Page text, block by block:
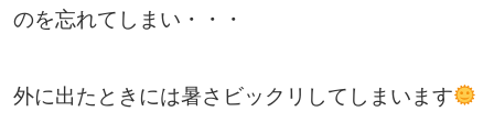
のを忘れてしまい・・・
外に出たときには暑さビックリしてしまいます